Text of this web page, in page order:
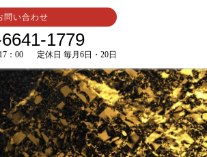
問い合わせ
1779
：00 定休日 毎月6日・20日